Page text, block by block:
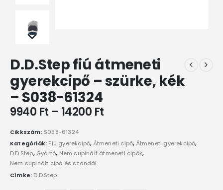
D.D.Step fiú átmeneti
gyerekcipő – szürke, kék
– S038-61324
9940 Ft – 14200 Ft
Cikkszám: S038-61324
Kategóriák: Fiú gyerekcipő, Átmeneti cipő, Átmeneti gyerekcipő,
D.D.Step, Gyártó, Nem supinált átmeneti cipők,
Nem supinált cipő és szandál
Címke: D.D.Step